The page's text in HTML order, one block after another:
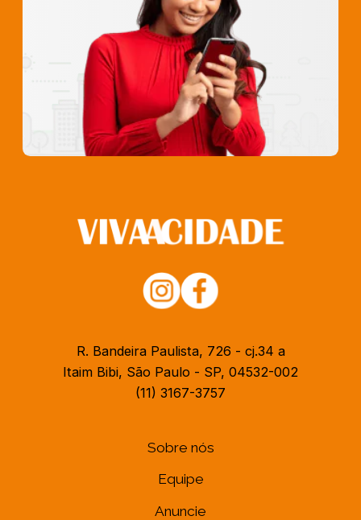
R. Bandeira Paulista, 726 - cj.34 a
Itaim Bibi, São Paulo - SP, 04532-002
(11) 3167-3757
Sobre nós
Equipe
Anuncie